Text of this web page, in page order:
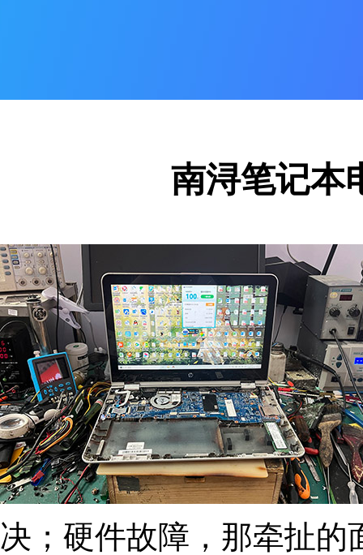
南浔笔记本
决；硬件故障，那牵扯的